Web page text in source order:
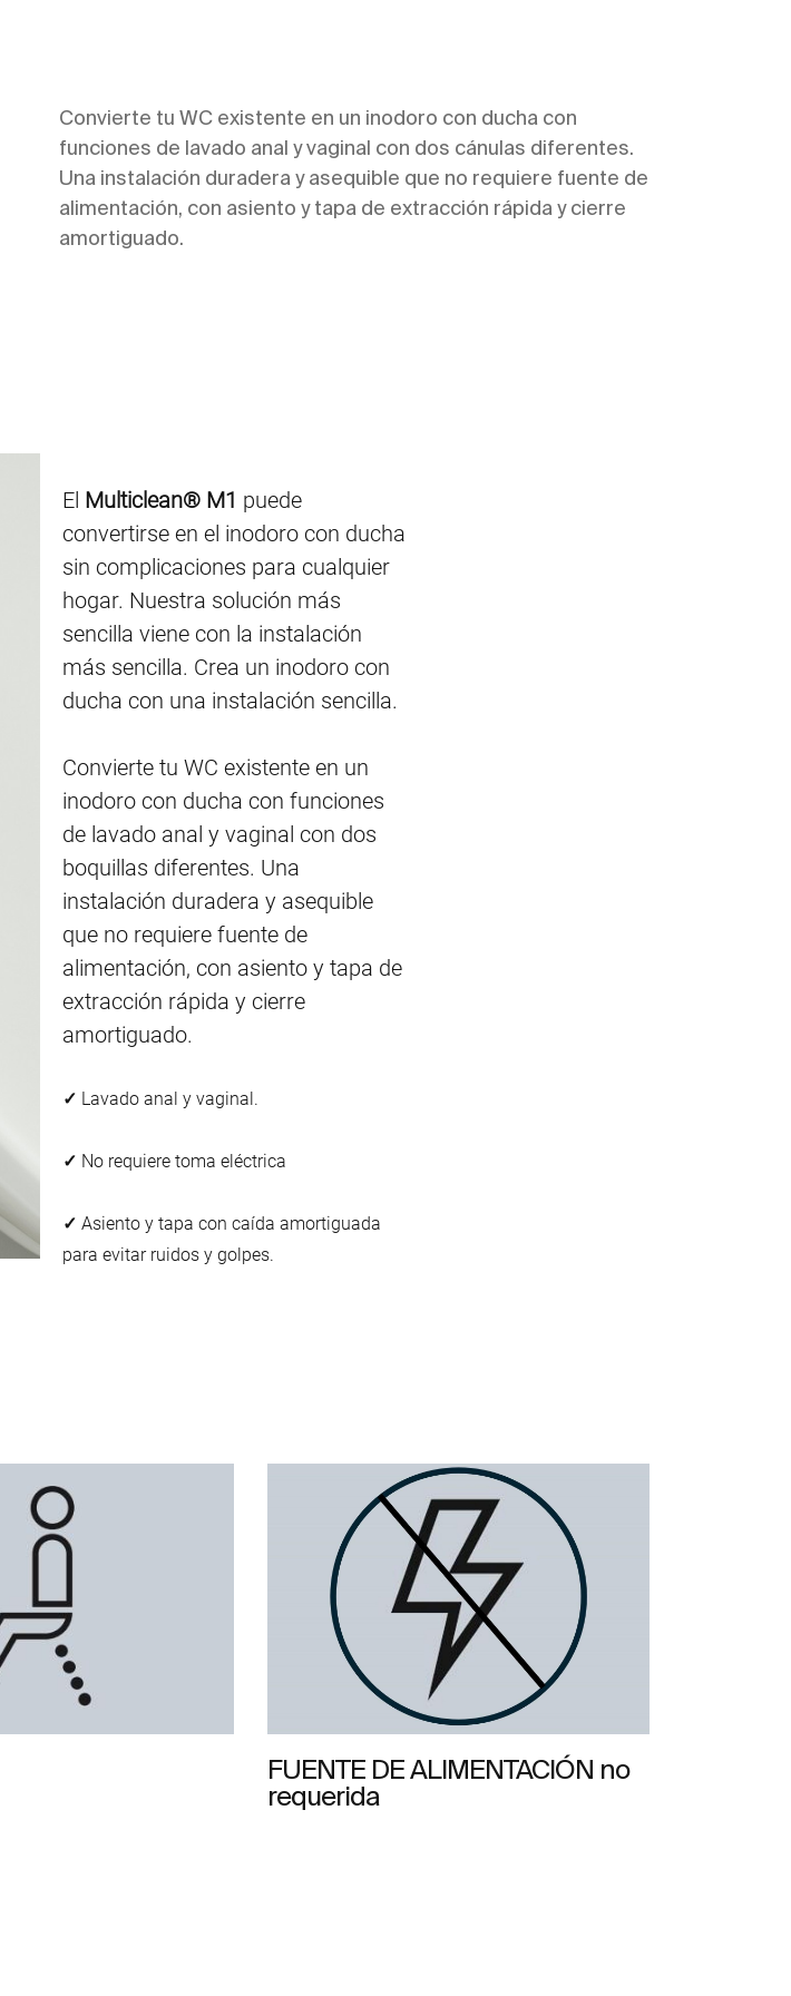
Convierte tu WC existente en un inodoro con ducha con
funciones de lavado anal y vaginal con dos cánulas diferentes.
Una instalación duradera y asequible que no requiere fuente de
alimentación, con asiento y tapa de extracción rápida y cierre
amortiguado.
El Multiclean® M1 puede
convertirse en el inodoro con ducha
sin complicaciones para cualquier
hogar. Nuestra solución más
sencilla viene con la instalación
más sencilla. Crea un inodoro con
ducha con una instalación sencilla.
Convierte tu WC existente en un
inodoro con ducha con funciones
de lavado anal y vaginal con dos
boquillas diferentes. Una
instalación duradera y asequible
que no requiere fuente de
alimentación, con asiento y tapa de
extracción rápida y cierre
amortiguado.
✓ Lavado anal y vaginal.
✓ No requiere toma eléctrica
✓ Asiento y tapa con caída amortiguada
para evitar ruidos y golpes.
FUENTE DE ALIMENTACIÓN no
requerida